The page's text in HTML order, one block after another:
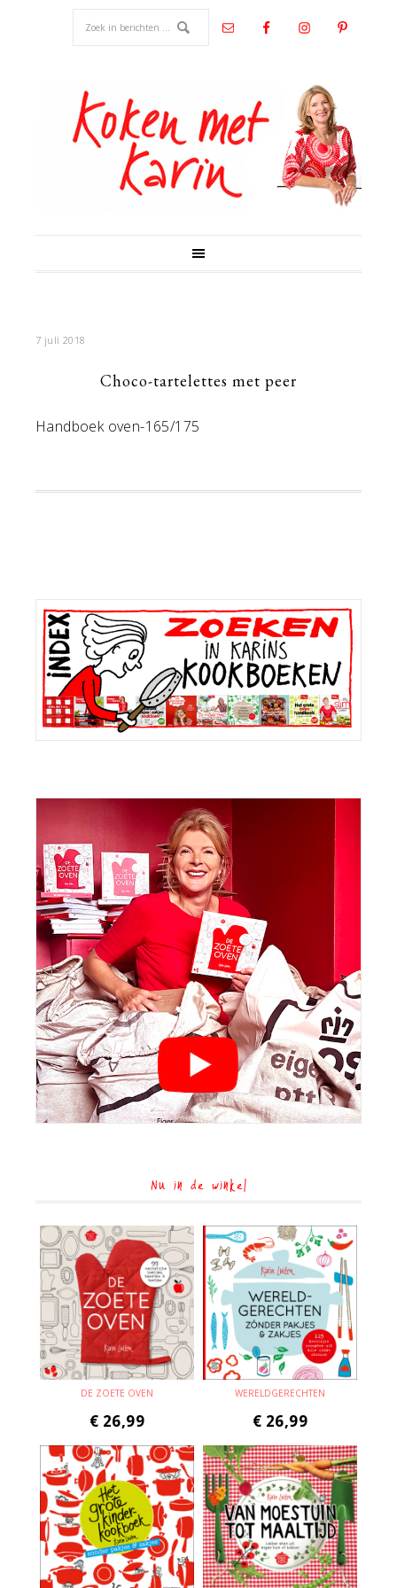
7 juli 2018
Choco-tartelettes met peer
Handboek oven-165/175
Primaire
Sidebar
Nu in de winkel
DE ZOETE OVEN
€ 26,99
WERELDGERECHTEN
€ 26,99